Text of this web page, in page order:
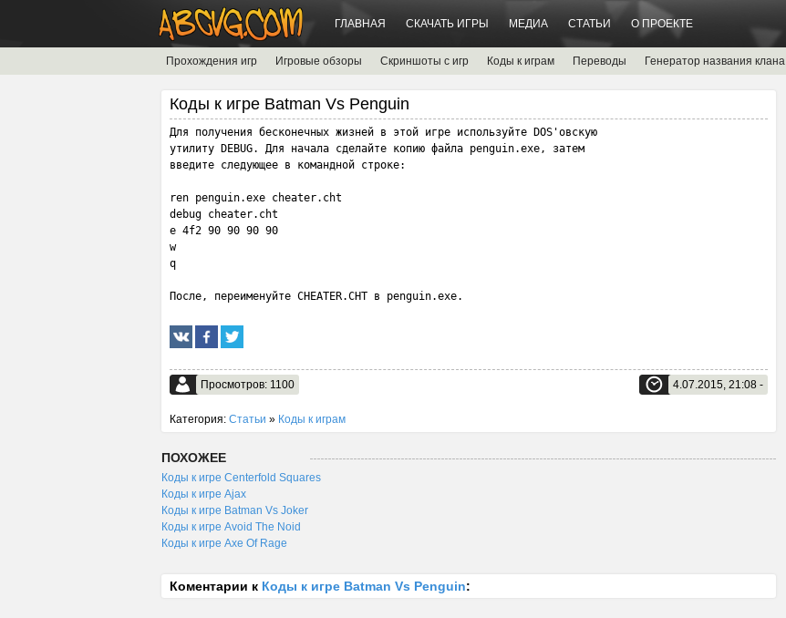
ГЛАВНАЯ СКАЧАТЬ ИГРЫ МЕДИА СТАТЬИ О ПРОЕКТЕ
Прохождения игр Игровые обзоры Скриншоты с игр Коды к играм Переводы Генератор названия клана
Коды к игре Batman Vs Penguin
Для получения бесконечных жизней в этой игре используйте DOS'овскую
утилиту DEBUG. Для начала сделайте копию файла penguin.exe, затем
введите следующее в командной строке:
ren penguin.exe cheater.cht
debug cheater.cht
e 4f2 90 90 90 90
w
q
После, переименуйте CHEATER.CHT в penguin.exe.
Просмотров: 1100 4.07.2015, 21:08 -
Категория: Статьи » Коды к играм
ПОХОЖЕЕ
Коды к игре Centerfold Squares
Коды к игре Ajax
Коды к игре Batman Vs Joker
Коды к игре Avoid The Noid
Коды к игре Axe Of Rage
Коментарии к Коды к игре Batman Vs Penguin: